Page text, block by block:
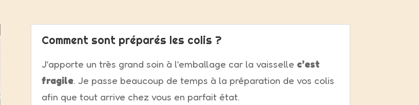
Comment sont préparés les colis ?
J’apporte un très grand soin à l’emballage car la vaisselle c’est
fragile. Je passe beaucoup de temps à la préparation de vos colis
afin que tout arrive chez vous en parfait état.